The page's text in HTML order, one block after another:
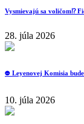
Vysmievajú sa voličom⁉️
28. júla 2026
⛔️ Leyenovej Komisia
10. júla 2026